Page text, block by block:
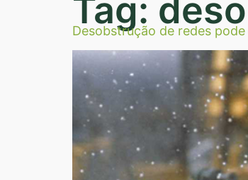
Tag:
Desobstrução de redes